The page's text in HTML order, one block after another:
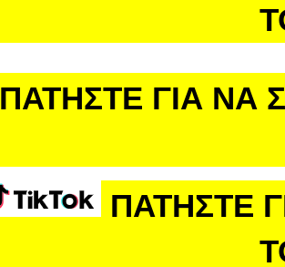
ΠΑΤΗΣΤΕ ΓΙΑ ΝΑ
ΠΑΤΗΣΤΕ